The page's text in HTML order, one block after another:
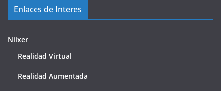
Enlaces de Interes
Niixer
Realidad Virtual
Realidad Aumentada